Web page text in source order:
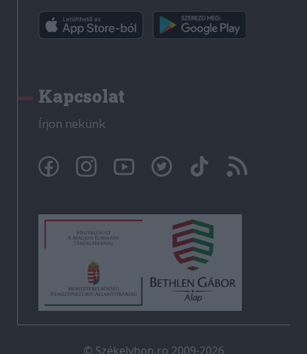
Kapcsolat
Írjon nekünk
© Székelyhon.ro 2009-2026